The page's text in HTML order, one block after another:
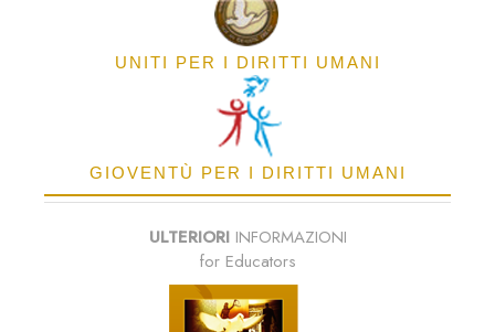
UNITI PER I DIRITTI UMANI
GIOVENTÙ PER I DIRITTI UMANI
ULTERIORIINFORMAZIONI
for Educators